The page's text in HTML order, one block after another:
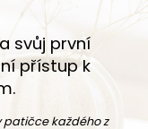
svůj první
přístup k
patičce každého z